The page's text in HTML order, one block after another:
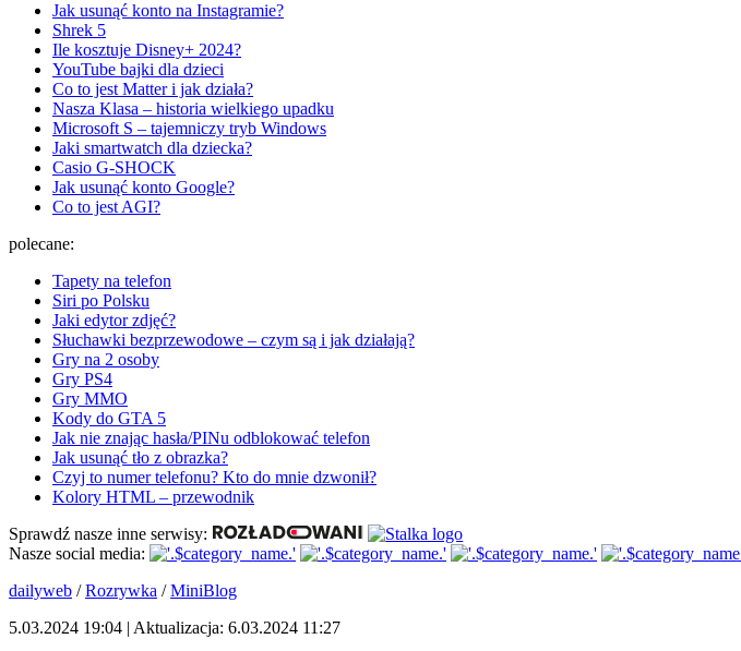
Jak usunąć konto na Instagramie?
Shrek 5
Ile kosztuje Disney+ 2024?
YouTube bajki dla dzieci
Co to jest Matter i jak działa?
Nasza Klasa – historia wielkiego upadku
Microsoft S – tajemniczy tryb Windows
Jaki smartwatch dla dziecka?
Casio G-SHOCK
Jak usunąć konto Google?
Co to jest AGI?
polecane:
Tapety na telefon
Siri po Polsku
Jaki edytor zdjęć?
Słuchawki bezprzewodowe – czym są i jak działają?
Gry na 2 osoby
Gry PS4
Gry MMO
Kody do GTA 5
Jak nie znając hasła/PINu odblokować telefon
Jak usunąć tło z obrazka?
Czyj to numer telefonu? Kto do mnie dzwonił?
Kolory HTML – przewodnik
Sprawdź nasze inne serwisy:
Nasze social media:
dailyweb /Rozrywka /MiniBlog
5.03.2024 19:04 | Aktualizacja: 6.03.2024 11:27